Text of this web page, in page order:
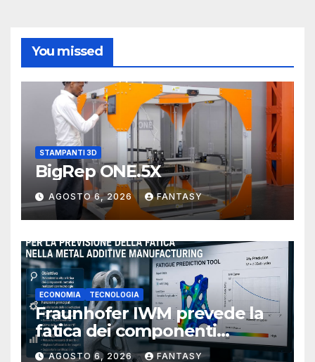
You missed
STAMPANTI 3D
BigRep ONE.5X
AGOSTO 6, 2026 FANTASY
ECONOMIA TECNOLOGIA
Fraunhofer IWM prevede la
fatica dei componenti
metallici stampati in 3D
AGOSTO 6, 2026 FANTASY